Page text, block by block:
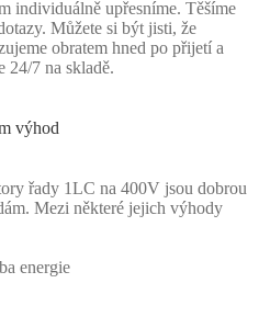
individuálně upřesníme. Těšíme
Můžete si být jisti, že
obratem hned po přijetí a
24/7 na skladě.
výhod
řady 1LC na 400V jsou dobrou
Mezi některé jejich výhody
energie